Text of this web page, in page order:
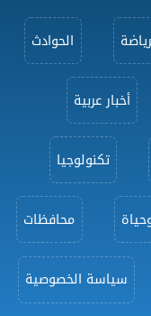
الحوادث
أخبار عربية
تكنولوجيا
محافظات
سياسة الخصوصية